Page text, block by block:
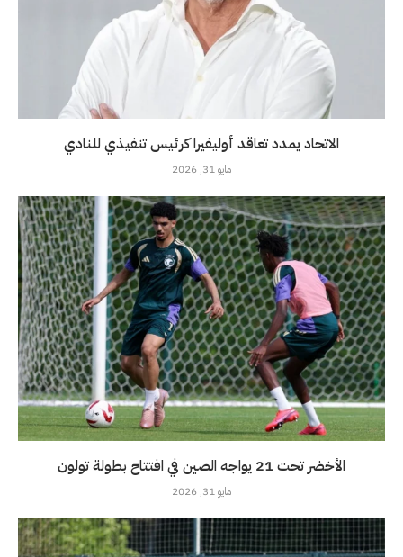
الاتحاد يمدد تعاقد أوليفيرا كرئيس تنفيذي للنادي
مايو 31, 2026
الأخضر تحت 21 يواجه الصين في افتتاح بطولة تولون
مايو 31, 2026